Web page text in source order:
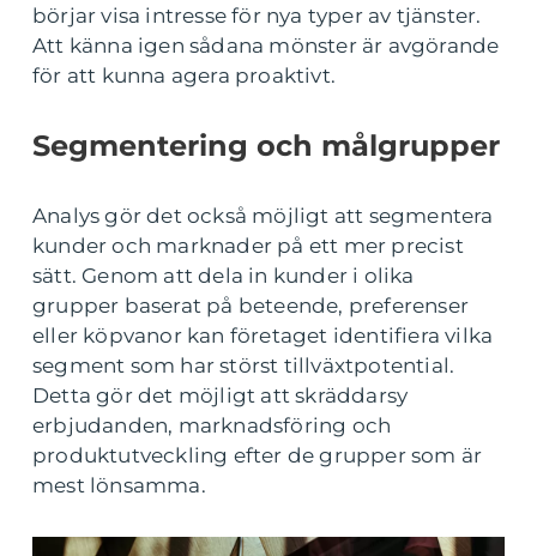
börjar visa intresse för nya typer av tjänster.
Att känna igen sådana mönster är avgörande
för att kunna agera proaktivt.
Segmentering och målgrupper
Analys gör det också möjligt att segmentera
kunder och marknader på ett mer precist
sätt. Genom att dela in kunder i olika
grupper baserat på beteende, preferenser
eller köpvanor kan företaget identifiera vilka
segment som har störst tillväxtpotential.
Detta gör det möjligt att skräddarsy
erbjudanden, marknadsföring och
produktutveckling efter de grupper som är
mest lönsamma.